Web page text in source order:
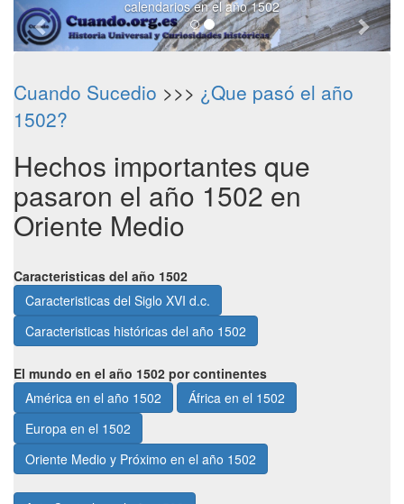
calendarios en el año 1502
Cuando Sucedio >>> ¿Que pasó el año
1502?
Hechos importantes que
pasaron el año 1502 en
Oriente Medio
Caracteristicas del año 1502
Caracteristicas del Siglo XVI d.c.
Caracteristicas históricas del año 1502
El mundo en el año 1502 por continentes
América en el año 1502
África en el 1502
Europa en el 1502
Oriente Medio y Próximo en el año 1502